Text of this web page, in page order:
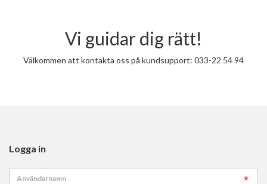
Vi guidar dig rätt!
Välkommen att kontakta oss på kundsupport: 033-22 54 94
Logga in
Användarnamn